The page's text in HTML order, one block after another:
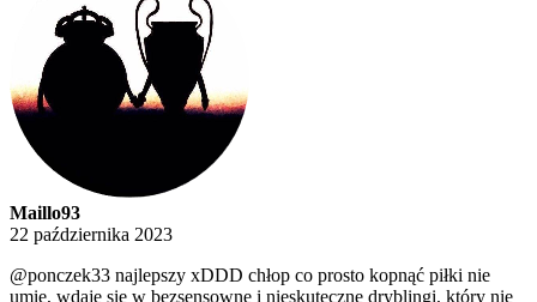
Maillo93
22 października 2023
@ponczek33 najlepszy xDDD chłop co prosto kopnąć piłki nie
umie, wdaje się w bezsensowne i nieskuteczne dryblingi, który nie